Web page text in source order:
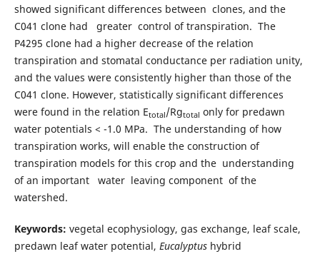
showed significant differences between clones, and the
C041 clone had greater control of transpiration. The
P4295 clone had a higher decrease of the relation
transpiration and stomatal conductance per radiation unity,
and the values were consistently higher than those of the
C041 clone. However, statistically significant differences
were found in the relation Etotal/Rgtotal only for predawn
water potentials < -1.0 MPa. The understanding of how
transpiration works, will enable the construction of
transpiration models for this crop and the understanding
of an important water leaving component of the
watershed.
Keywords: vegetal ecophysiology, gas exchange, leaf scale,
predawn leaf water potential, Eucalyptus hybrid